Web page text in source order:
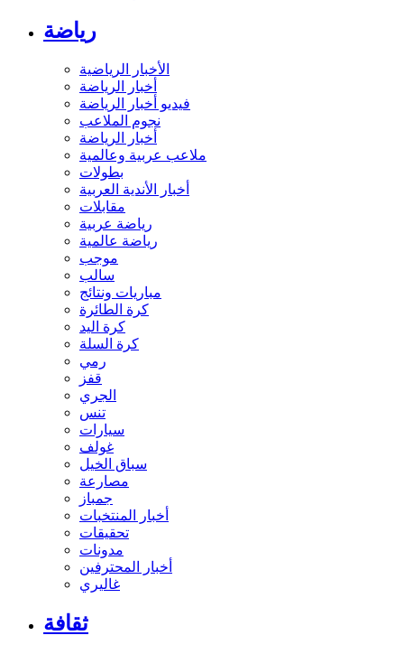
رياضة
الأخبار الرياضية
أخبار الرياضة
فيديو أخبار الرياضة
نجوم الملاعب
أخبار الرياضة
ملاعب عربية وعالمية
بطولات
أخبار الأندية العربية
مقابلات
رياضة عربية
رياضة عالمية
موجب
سالب
مباريات ونتائج
كرة الطائرة
كرة اليد
كرة السلة
رمي
قفز
الجري
تنس
سيارات
غولف
سباق الخيل
مصارعة
جمباز
أخبار المنتخبات
تحقيقات
مدونات
أخبار المحترفين
غاليري
ثقافة